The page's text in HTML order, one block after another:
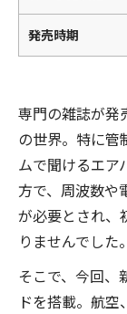
発売時期
専門の雑誌が発
の世界。特に管
ムで聞けるエア
方で、周波数や
が必要とされ、
りませんでした。
そこで、今回、
ドを搭載。航